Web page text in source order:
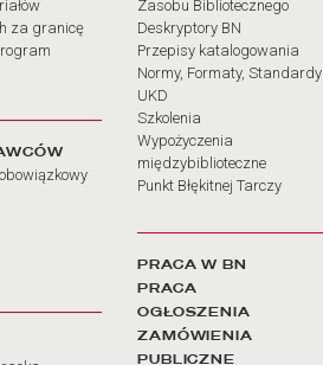
za granicę
Zasobu Bibliotecznego
Deskryptory BN
Przepisy katalogowania
Normy, Formaty, Standardy
UKD
Szkolenia
Wypożyczenia
międzybiblioteczne
Punkt Błękitnej Tarczy
PRACA W BN
PRACA
OGŁOSZENIA
ZAMÓWIENIA
PUBLICZNE